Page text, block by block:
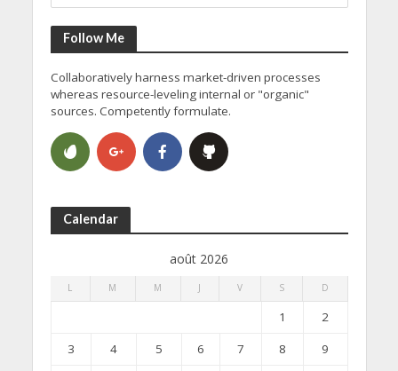
Follow Me
Collaboratively harness market-driven processes
whereas resource-leveling internal or "organic"
sources. Competently formulate.
Calendar
août 2026
L M M J V S D
1
2
3
4 5 6 7 8
9